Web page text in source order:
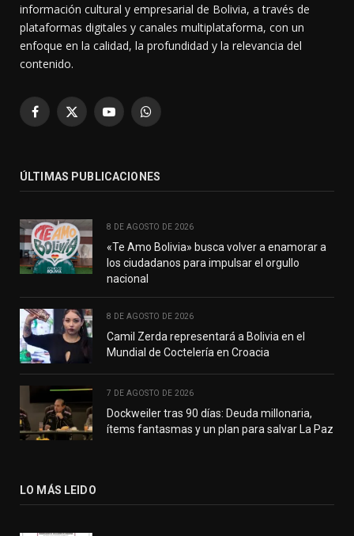
información cultural y empresarial de Bolivia, a través de
plataformas digitales y canales multiplataforma, con un
enfoque en la calidad, la profundidad y la relevancia del
contenido.
Facebook
X
YouTubeWhatsApp
ÚLTIMAS PUBLICACIONES
8 DE AGOSTO DE 2026
«Te Amo Bolivia» busca volver a enamorar a
los ciudadanos para impulsar el orgullo
nacional
8 DE AGOSTO DE 2026
Camil Zerda representará a Bolivia en el
Mundial de Coctelería en Croacia
7 DE AGOSTO DE 2026
Dockweiler tras 90 días: Deuda millonaria,
ítems fantasmas y un plan para salvar La Paz
LO MÁS LEIDO